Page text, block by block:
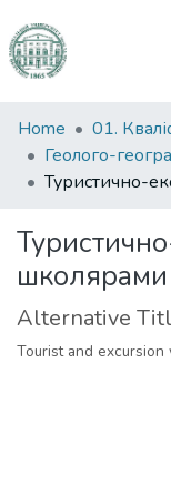
Communities
&
Collections
Statistics
Home
школярами
Alternative
Tourist and